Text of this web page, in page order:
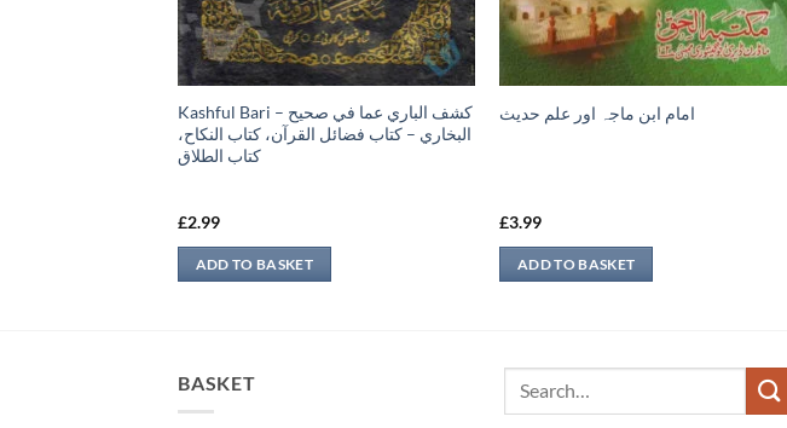
Kashful Bari – كشف الباري عما في صحيح
البخاري – كتاب فضائل القرآن، كتاب النكاح،
كتاب الطلاق
£2.99
ADD TO BASKET
امام ابن ماجہ اور علم حديث
£3.99
ADD TO BASKET
BASKET
Search